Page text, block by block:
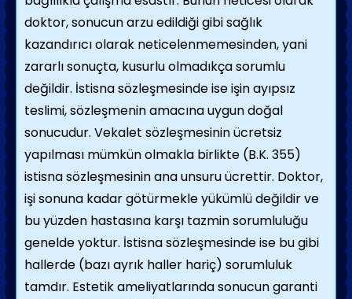
doktor, sonucun arzu edildiği gibi sağlık
kazandırıcı olarak neticelenmemesinden, yani
zararlı sonuçta, kusurlu olmadıkça sorumlu
değildir. İstisna sözleşmesinde ise işin ayıpsız
teslimi, sözleşmenin amacına uygun doğal
sonucudur. Vekalet sözleşmesinin ücretsiz
yapılması mümkün olmakla birlikte (B.K. 355)
istisna sözleşmesinin ana unsuru ücrettir. Doktor,
işi sonuna kadar götürmekle yükümlü değildir ve
bu yüzden hastasına karşı tazmin sorumluluğu
genelde yoktur. İstisna sözleşmesinde ise bu gibi
hallerde (bazı ayrık haller hariç) sorumluluk
tamdır. Estetik ameliyatlarında sonucun garanti